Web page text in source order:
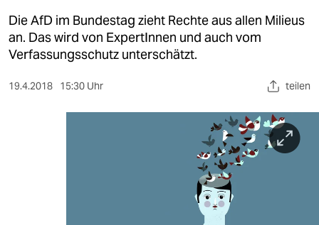
gesellschaft
kultur
Die AfD im Bundestag zieht Rechte aus allen Milieus
an. Das wird von ExpertInnen und auch vom
Verfassungsschutz unterschätzt.
19.4.2018 15:30 Uhr teilen